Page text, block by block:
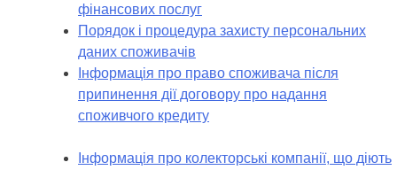
фінансових послуг
Порядок і процедура захисту персональних
даних споживачів
Інформація про право споживача після
припинення дії договору про надання
споживчого кредиту
Інформація про колекторські компанії, що діють